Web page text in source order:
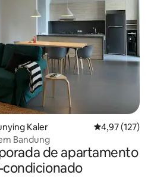
Kaler 4,97 de uma
4,97 (127)
Bandung
de apartamento
condicionado